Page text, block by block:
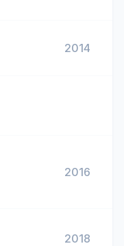
2014
2016
2018